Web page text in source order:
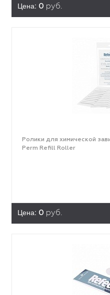
Цена: 0 руб.
Ролики для химической
Perm Refill Roller
Цена: 0 руб.